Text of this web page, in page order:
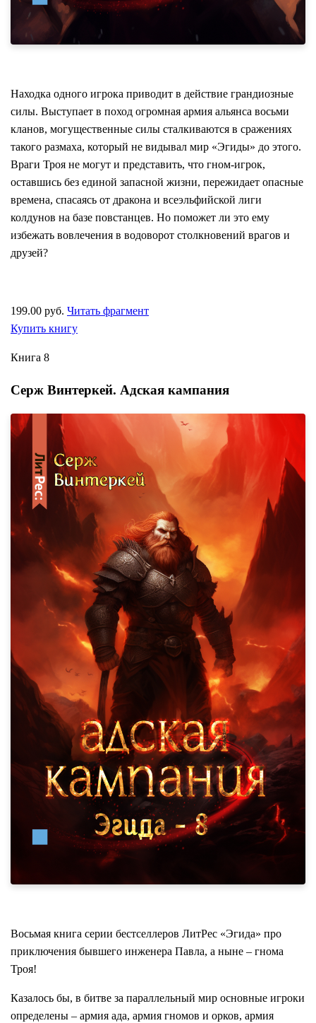
Находка одного игрока приводит в действие грандиозные
силы. Выступает в поход огромная армия альянса восьми
кланов, могущественные силы сталкиваются в сражениях
такого размаха, который не видывал мир «Эгиды» до этого.
Враги Троя не могут и представить, что гном-игрок,
оставшись без единой запасной жизни, пережидает опасные
времена, спасаясь от дракона и всеэльфийской лиги
колдунов на базе повстанцев. Но поможет ли это ему
избежать вовлечения в водоворот столкновений врагов и
друзей?
199.00 руб. Читать фрагмент
Купить книгу
Книга 8
Серж Винтеркей. Адская кампания
Восьмая книга серии бестселлеров ЛитРес «Эгида» про
приключения бывшего инженера Павла, а ныне – гнома
Троя!
Казалось бы, в битве за параллельный мир основные игроки
определены – армия ада, армия гномов и орков, армия